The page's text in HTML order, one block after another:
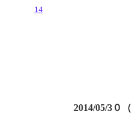
14
2014/05/3０（